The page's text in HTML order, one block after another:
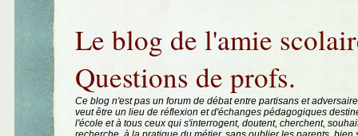
Le blog de l'amie
Questions de profs.
Ce blog n'est pas un forum de débat entre partisans et
veut être un lieu de réflexion et d'échanges pédagogiques
l'école et à tous ceux qui s'interrogent, doutent, cherchent,